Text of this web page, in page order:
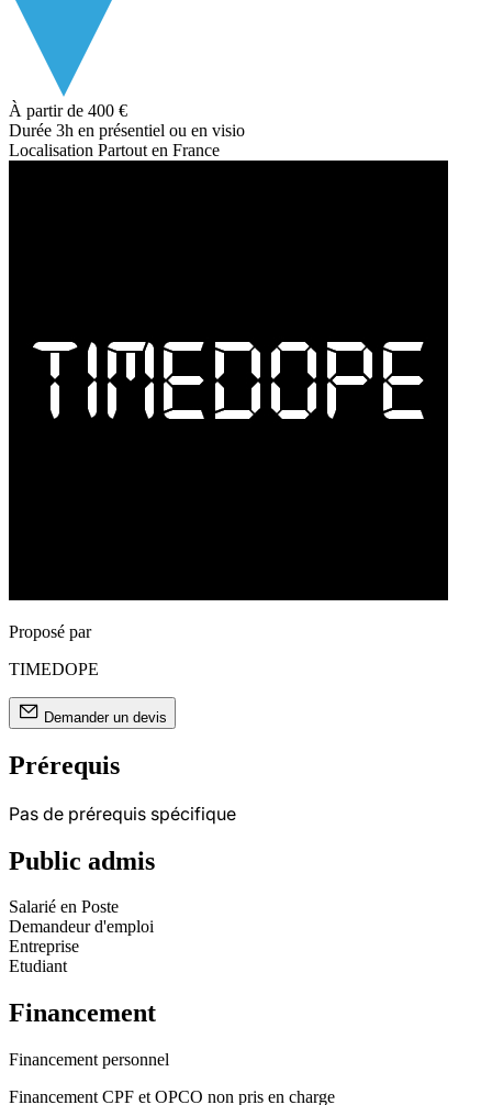
À partir de 400 €
Durée 3h en présentiel ou en visio
Localisation Partout en France
Proposé par
TIMEDOPE
Demander un devis
Prérequis
Pas de prérequis spécifique
Public admis
Salarié en Poste
Demandeur d'emploi
Entreprise
Etudiant
Financement
Financement personnel
Financement CPF et OPCO non pris en charge